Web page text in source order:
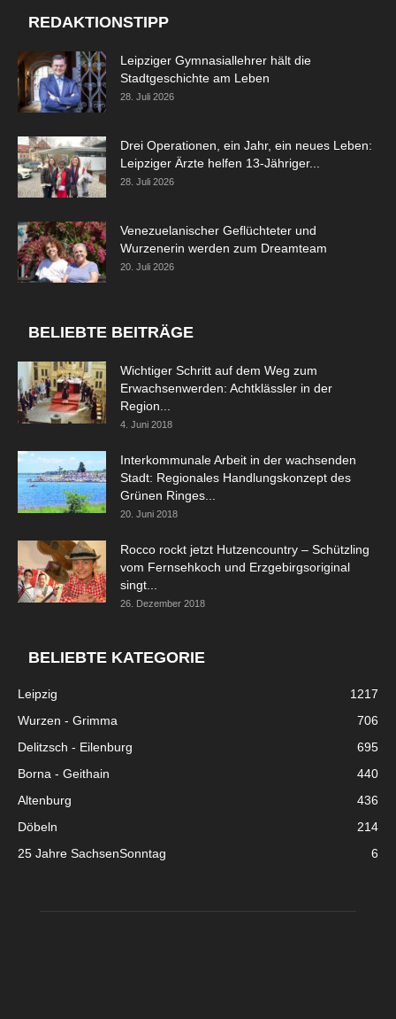
REDAKTIONSTIPP
Leipziger Gymnasiallehrer hält die
Stadtgeschichte am Leben
28. Juli 2026
Drei Operationen, ein Jahr, ein neues Leben:
Leipziger Ärzte helfen 13-Jähriger...
28. Juli 2026
Venezuelanischer Geflüchteter und
Wurzenerin werden zum Dreamteam
20. Juli 2026
BELIEBTE BEITRÄGE
Wichtiger Schritt auf dem Weg zum
Erwachsenwerden: Achtklässler in der
Region...
4. Juni 2018
Interkommunale Arbeit in der wachsenden
Stadt: Regionales Handlungskonzept des
Grünen Ringes...
20. Juni 2018
Rocco rockt jetzt Hutzencountry – Schützling
vom Fernsehkoch und Erzgebirgsoriginal
singt...
26. Dezember 2018
BELIEBTE KATEGORIE
Leipzig
1217
Wurzen - Grimma
706
Delitzsch - Eilenburg
695
Borna - Geithain
440
Altenburg
436
Döbeln
214
25 Jahre SachsenSonntag
6